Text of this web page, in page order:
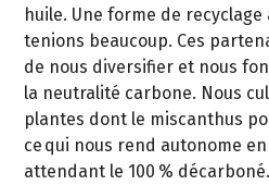
huile. Une forme de
tenions beaucoup. Ces
de nous diversifier et nous
la neutralité carbone. Nous
plantes dont le miscanthus
ce qui nous rend autonome
attendant le 100 %